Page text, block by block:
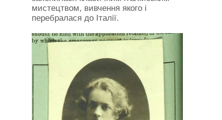
мистецтвом, вивчення якого і
перебралася до Італії.